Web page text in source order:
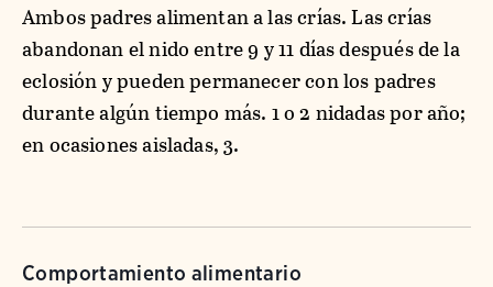
Ambos padres alimentan a las crías. Las crías
abandonan el nido entre 9 y 11 días después de la
eclosión y pueden permanecer con los padres
durante algún tiempo más. 1 o 2 nidadas por año;
en ocasiones aisladas, 3.
Comportamiento alimentario